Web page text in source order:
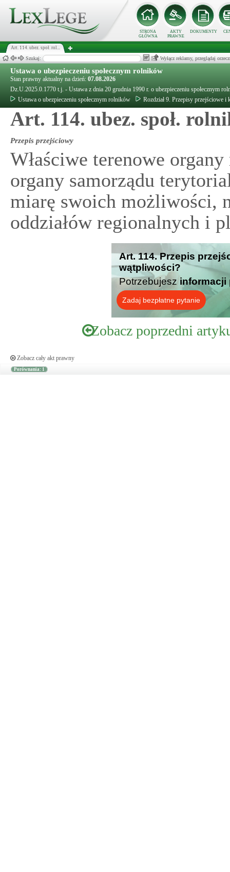
STRONA
GŁÓWNA
AKTY
PRAWNE
DOKUMENTY
Art. 114. ubez. społ. rol...
Szukaj: Wyłącz reklamy, przeglądaj
Ustawa o ubezpieczeniu społecznym rolników
Stan prawny aktualny na dzień: 07.08.2026
Dz.U.2025.0.1770 t.j. - Ustawa z dnia 20 grudnia 1990 r. o ubezpieczeniu społecznym
Ustawa o ubezpieczeniu społecznym rolników
Rozdział 9. Przepisy przejściowe i
Art. 114. ubez. społ.
Przepis przejściowy
Właściwe terenowe
organy samorządu
miarę swoich możliwości,
oddziałów regionalnych i
Art. 114. Przepis
wątpliwości?
Potrzebujesz informacji
Zadaj bezpłatne pytanie
Zobacz poprzedni
Zobacz cały akt prawny
Porównania: 1